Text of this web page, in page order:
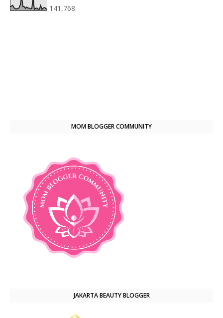
141,768
MOM BLOGGER COMMUNITY
JAKARTA BEAUTY BLOGGER